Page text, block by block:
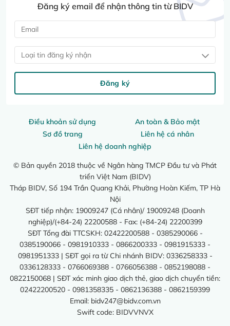
Điều khoản sử dụng
An toàn & Bảo mật
Sơ đồ trang
Liên hệ cá nhân
Liên hệ doanh nghiệp
© Bản quyền 2018 thuộc về Ngân hàng TMCP Đầu tư và Phát
triển Việt Nam (BIDV)
Tháp BIDV, Số 194 Trần Quang Khải, Phường Hoàn Kiếm, TP Hà
Nội
SĐT tiếp nhận: 19009247 (Cá nhân)/ 19009248 (Doanh
nghiệp)/(+84-24) 22200588 - Fax: (+84-24) 22200399
SĐT Tổng đài TTCSKH: 02422200588 - 0385290066 -
0385190066 - 0981910333 - 0866200333 - 0981915333 -
0981951333 | SĐT gọi ra từ Chi nhánh BIDV: 0336258333 -
0336128333 - 0766069388 - 0766056388 - 0852198088 -
0822150068 | SĐT xác minh giao dịch thẻ, giao dịch chuyển tiền:
02422200520 - 0981358335 - 0862136388 - 0862159399
Email: bidv247@bidv.com.vn
Swift code: BIDVVNVX
Đăng ký email để nhận thông tin từ BIDV
Loại tin đăng ký nhận
Đăng ký